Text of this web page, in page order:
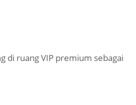
di ruang VIP premium sebagai